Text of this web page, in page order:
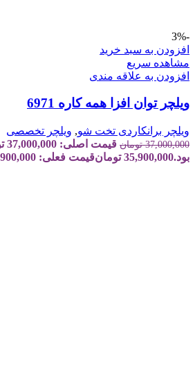
-3%
افزودن به سبد خرید
مشاهده سریع
افزودن به علاقه مندی
ویلچر توان افزا همه کاره 6971
ویلچر برانکاردی تخت شو, ویلچر تخصصی
37,000,000 تومان
بود.35,900,000 تومانقیمت فعلی: 35,900,000 تومان.